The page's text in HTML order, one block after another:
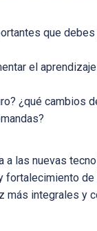
que
el
¿qué cambios
a las nuevas
de
más integrales y